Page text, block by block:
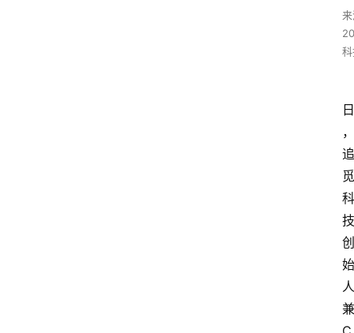
日
，
追
觅
科
技
创
始
人
兼